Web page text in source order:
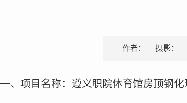
作者： 摄影：
一、项目名称：遵义职院体育馆房顶钢